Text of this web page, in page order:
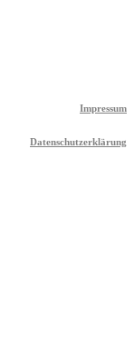
Impressum
Datenschutzerklärung